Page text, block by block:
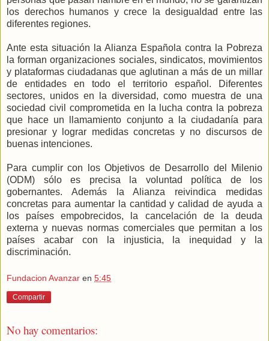
los derechos humanos y crece la desigualdad entre las
diferentes regiones.
Ante esta situación la Alianza Española contra la Pobreza
la forman organizaciones sociales, sindicatos, movimientos
y plataformas ciudadanas que aglutinan a más de un millar
de entidades en todo el territorio español. Diferentes
sectores, unidos en la diversidad, como muestra de una
sociedad civil comprometida en la lucha contra la pobreza
que hace un llamamiento conjunto a la ciudadanía para
presionar y lograr medidas concretas y no discursos de
buenas intenciones.
Para cumplir con los Objetivos de Desarrollo del Milenio
(ODM) sólo es precisa la voluntad política de los
gobernantes. Además la Alianza reivindica medidas
concretas para aumentar la cantidad y calidad de ayuda a
los países empobrecidos, la cancelación de la deuda
externa y nuevas normas comerciales que permitan a los
países acabar con la injusticia, la inequidad y la
discriminación.
Fundacion Avanzar en 5:45
Compartir
No hay comentarios: